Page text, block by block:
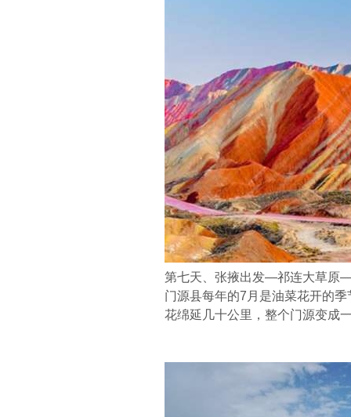
第七天、张掖出发—祁连大草原
门源县每年的7月是油菜花开的
花绵延几十公里，整个门源变成